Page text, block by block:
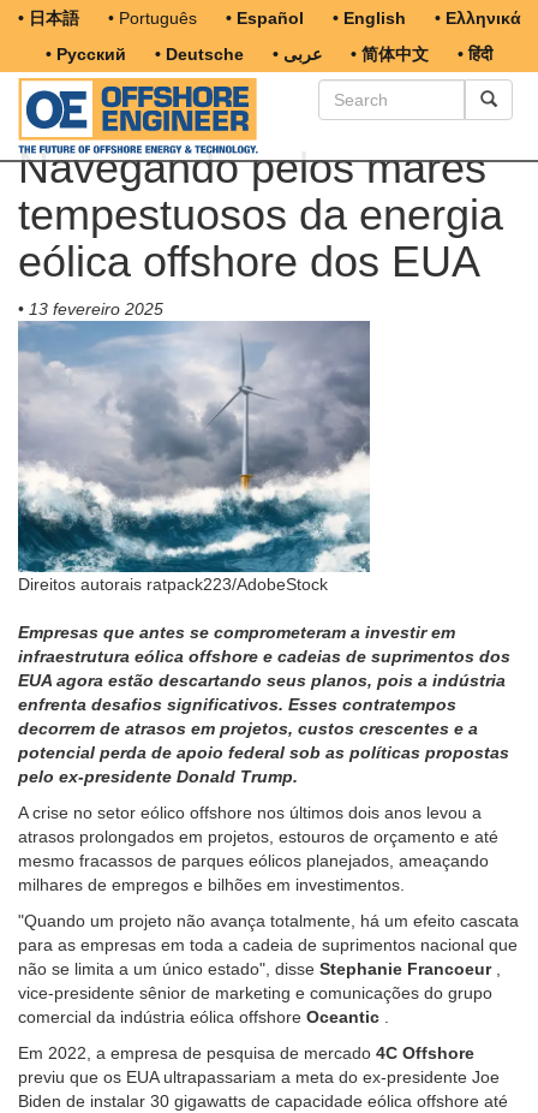
• 日本語 • Português • Español • English
• Ελληνικά
• Русский
• Deutsche • عربى • 简体中文 • हिंदी
Navegando pelos mares
tempestuosos da energia
eólica offshore dos EUA
• 13 fevereiro 2025
Direitos autorais ratpack223/AdobeStock
Empresas que antes se comprometeram a investir em
infraestrutura eólica offshore e cadeias de suprimentos dos
EUA agora estão descartando seus planos, pois a indústria
enfrenta desafios significativos. Esses contratempos
decorrem de atrasos em projetos, custos crescentes e a
potencial perda de apoio federal sob as políticas propostas
pelo ex-presidente Donald Trump.
A crise no setor eólico offshore nos últimos dois anos levou a
atrasos prolongados em projetos, estouros de orçamento e até
mesmo fracassos de parques eólicos planejados, ameaçando
milhares de empregos e bilhões em investimentos.
"Quando um projeto não avança totalmente, há um efeito cascata
para as empresas em toda a cadeia de suprimentos nacional que
não se limita a um único estado", disse Stephanie Francoeur,
vice-presidente sênior de marketing e comunicações do grupo
comercial da indústria eólica offshore Oceantic
Em 2022, a empresa de pesquisa de mercado 4C Offshore
previu que os EUA ultrapassariam a meta do ex-presidente Joe
Biden de instalar 30 gigawatts de capacidade eólica offshore até